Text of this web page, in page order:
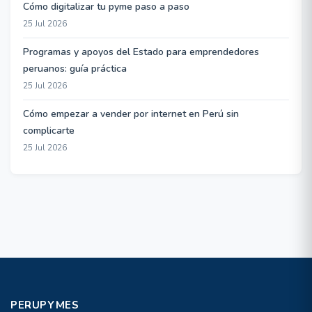
Cómo digitalizar tu pyme paso a paso
25 Jul 2026
Programas y apoyos del Estado para emprendedores
peruanos: guía práctica
25 Jul 2026
Cómo empezar a vender por internet en Perú sin
complicarte
25 Jul 2026
PERUPYMES